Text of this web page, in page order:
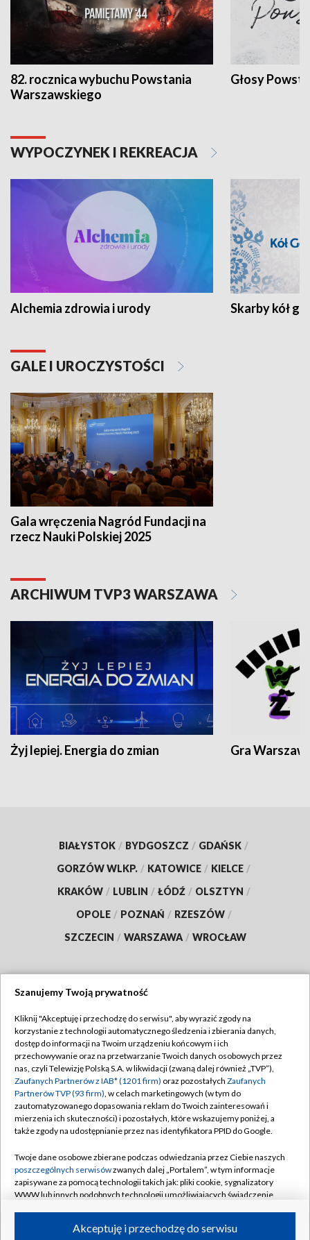
82. rocznica wybuchu Powstania
Warszawskiego
Głosy
WYPOCZYNEK I REKREACJA
Alchemia zdrowia i urody Skarby kół
GALE I UROCZYSTOŚCI
Gala wręczenia Nagród Fundacji na
rzecz Nauki Polskiej 2025
ARCHIWUM TVP3 WARSZAWA
Żyj lepiej. Energia do zmian Gra
BIAŁYSTOK / BYDGOSZCZ / GDAŃSK /
GORZÓW WLKP. / KATOWICE / KIELCE /
KRAKÓW / LUBLIN / ŁÓDŹ / OLSZTYN /
OPOLE / POZNAŃ / RZESZÓW /
SZCZECIN / WARSZAWA / WROCŁAW
TVP
Abonament TVP
Emisja w TVP
Centrum informacji TVP
Naziemna Telewizja Cyfrowa
Rada Programowa
System NOS
Informacje o nadawcy
Program dla prasy
Regulamin TVP
Polityka prywatności
Moje zgody
Pomoc
Kontakt
Kanały
Szanujemy Twoją prywatność
Kliknij "Akceptuję i przechodzę do serwisu", aby wyrazić zgody na
korzystanie z technologii automatycznego śledzenia i zbierania danych,
dostęp do informacji na Twoim urządzeniu końcowym i ich
przechowywanie oraz na przetwarzanie Twoich danych osobowych przez
nas, czyli Telewizję Polską S.A. w likwidacji (zwaną dalej również „TVP”),
Zaufanych Partnerów z IAB* (1201 firm) oraz pozostałych Zaufanych
Partnerów TVP (93 firm), w celach marketingowych (w tym do
zautomatyzowanego dopasowania reklam do Twoich zainteresowań i
mierzenia ich skuteczności) i pozostałych, które wskazujemy poniżej, a
także zgody na udostępnianie przez nas identyfikatora PPID do Google.
Twoje dane osobowe zbierane podczas odwiedzania przez Ciebie naszych
poszczególnych serwisówzwanych dalej „Portalem”, w tym informacje
zapisywane za pomocą technologii takich jak: pliki cookie, sygnalizatory
WWW lub innych podobnych technologii umożliwiających świadczenie
ruchu w Internecie.Akceptuję i przechodzę do serwisu